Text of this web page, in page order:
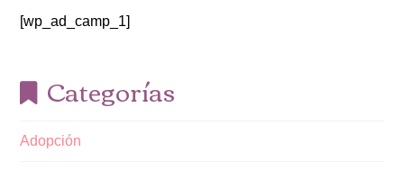
[wp_ad_camp_1]
Categorías
Adopción